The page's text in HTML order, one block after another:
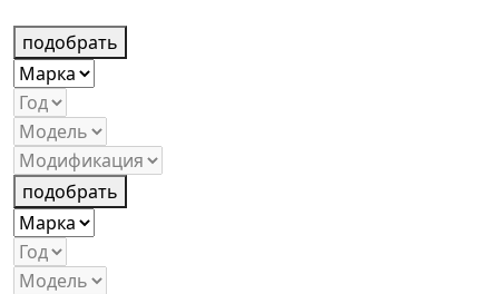
подобрать
подобрать